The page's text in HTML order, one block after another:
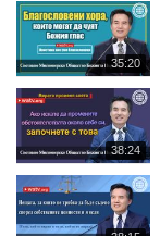
시
간
재
생
시
간
35:20
재
생
시
간
38:24